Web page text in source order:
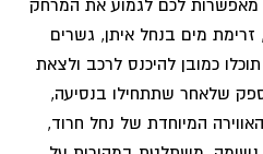
מאפשרות לכם לגמוע את המרחק
זרימת מים בנחל איתן, גשרים
כמובן להיכנס לרכב ולצאת
שלאחר שתתחילו בנסיעה,
המיוחדת של נחל חרוד,